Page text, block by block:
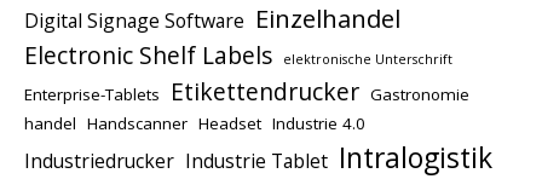
Digital Signage Software Einzelhandel
Electronic Shelf Labels elektronische Unterschrift
Enterprise-Tablets Etikettendrucker Gastronomie
handel Handscanner Headset Industrie 4.0
Industriedrucker Industrie Tablet Intralogistik